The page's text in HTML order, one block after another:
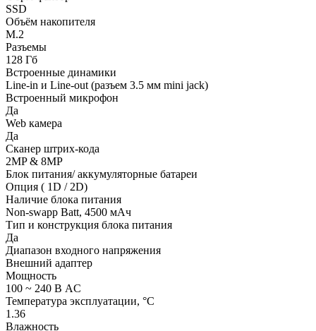
SSD
Объём накопителя
M.2
Разъемы
128 Гб
Встроенные динамики
Line-in и Line-out (разъем 3.5 мм mini jack)
Встроенный микрофон
Да
Web камера
Да
Сканер штрих-кода
2MP & 8MP
Блок питания/ аккумуляторные батареи
Опция ( 1D / 2D)
Наличие блока питания
Non-swapp Batt, 4500 мАч
Тип и конструкция блока питания
Да
Диапазон входного напряжения
Внешний адаптер
Мощность
100 ~ 240 В AC
Температура эксплуатации, °C
1.36
Влажность